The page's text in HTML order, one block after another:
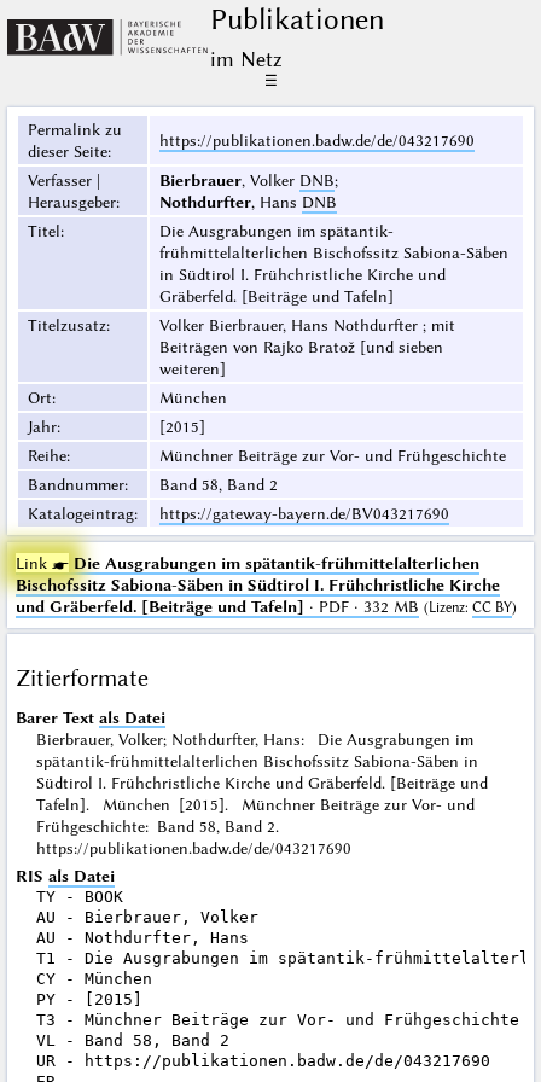
Publikationen
im Netz
☰
Permalink zu
dieser Seite:
https://publikationen.badw.de/de/043217690
Verfasser |
Herausgeber:
Bierbrauer, Volker DNB;
Nothdurfter, Hans DNB
Titel:
Die Ausgrabungen im spätantik-
frühmittelalterlichen Bischofssitz Sabiona-Säben
in Südtirol I. Frühchristliche Kirche und
Gräberfeld. [Beiträge und Tafeln]
Titelzusatz:
Volker Bierbrauer, Hans Nothdurfter ; mit
Beiträgen von Rajko Bratož [und sieben
weiteren]
Ort:
München
Jahr:
[2015]
Reihe:
Münchner Beiträge zur Vor- und Frühgeschichte
Bandnummer:
Band 58, Band 2
Katalogeintrag: https://gateway-bayern.de/BV043217690
Link ☛ Die Ausgrabungen im spätantik-frühmittelalterlichen
Bischofssitz Sabiona-Säben in Südtirol I. Frühchristliche Kirche
und Gräberfeld. [Beiträge und Tafeln] · PDF · 332 MB (Lizenz: CC BY)
Zitierformate
Barer Text als Datei
Bierbrauer, Volker; Nothdurfter, Hans: Die Ausgrabungen im
spätantik-frühmittelalterlichen Bischofssitz Sabiona-Säben in
Südtirol I. Frühchristliche Kirche und Gräberfeld. [Beiträge und
Tafeln]. München [2015]. Münchner Beiträge zur Vor- und
Frühgeschichte: Band 58, Band 2.
https://publikationen.badw.de/de/043217690
RIS als Datei
TY - BOOK
AU - Bierbrauer, Volker
AU - Nothdurfter, Hans
T1 - Die Ausgrabungen im spätantik-
CY - München
PY - [2015]
T3 - Münchner Beiträge zur Vor- und Frühgeschichte
VL - Band 58, Band 2
UR - https://publikationen.badw.de/de/043217690